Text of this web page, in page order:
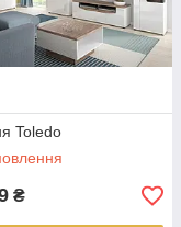
Toledo
₴